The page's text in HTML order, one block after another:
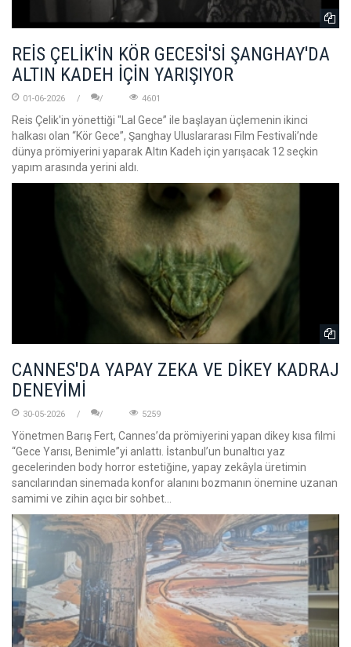
REİS ÇELİK'İN KÖR GECESİ'Sİ ŞANGHAY'DA
ALTIN KADEH İÇİN YARIŞIYOR
01-06-2026 4601
Reis Çelik'in yönettiği "Lal Gece” ile başlayan üçlemenin ikinci
halkası olan “Kör Gece”, Şanghay Uluslararası Film Festivali’nde
dünya prömiyerini yaparak Altın Kadeh için yarışacak 12 seçkin
yapım arasında yerini aldı.
CANNES'DA YAPAY ZEKA VE DİKEY KADRAJ
DENEYİMİ
30-05-2026 5259
Yönetmen Barış Fert, Cannes’da prömiyerini yapan dikey kısa filmi
“Gece Yarısı, Benimle”yi anlattı. İstanbul’un bunaltıcı yaz
gecelerinden body horror estetiğine, yapay zekâyla üretimin
sancılarından sinemada konfor alanını bozmanın önemine uzanan
samimi ve zihin açıcı bir sohbet…